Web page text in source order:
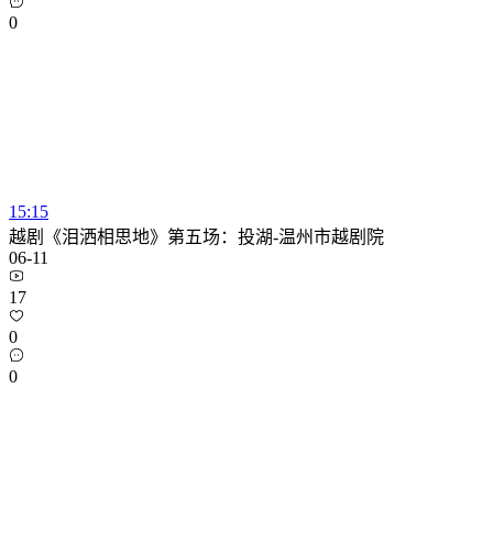
0
15:15
越剧《泪洒相思地》第五场：投湖-温州市越剧院
06-11
17
0
0